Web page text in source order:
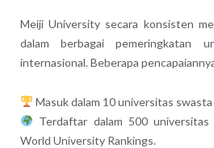
Meiji University secara konsisten
dalam berbagai pemeringkatan
internasional. Beberapa
Masuk dalam 10 universitas
Terdaftar dalam 500
World University Rankings.